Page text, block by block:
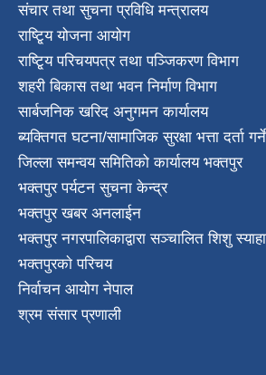
संचार तथा सुचना प्रविधि मन्त्रालय
राष्टि्ृय योजना आयोग
राष्टि्ृय परिचयपत्र तथा पञ्जिकरण विभाग
शहरी बिकास तथा भवन निर्माण विभाग
सार्बजनिक खरिद अनुगमन कार्यालय
ब्यक्तिगत घटना/सामाजिक सुरक्षा भत्ता दर्ता
जिल्ला समन्वय समितिको कार्यालय भक्तपुर
भक्तपुर पर्यटन सुचना केन्द्र
भक्तपुर खबर अनलाईन
भक्तपुर नगरपालिकाद्वारा सञ्चालित शिशु
भक्तपुरकाे परिचय
निर्वाचन आयोग नेपाल
श्रम संसार प्रणाली